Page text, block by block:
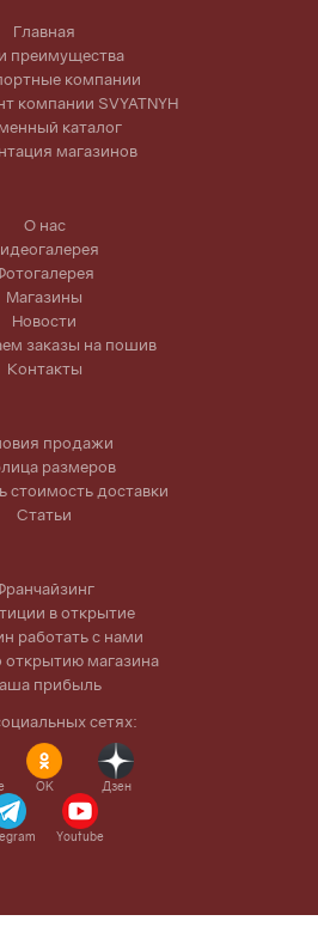
Главная
преимущества
компании
компании SVYATNYH
каталог
магазинов
О нас
Магазины
Новости
заказы на пошив
Контакты
продажи
размеров
стоимость доставки
Статьи
в открытие
работать с нами
открытию магазина
прибыль
сетях:
OK Дзен
Youtube